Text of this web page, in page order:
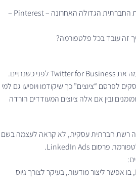
עם החדשות על הצטרפות הרשת החברתית הגדולה האחרונה – Pinterest –
זה עובד בכל פלטפורמה?
, שהקימה את Twitter for Business לפני כשנתיים.
לפרסם “ציוצים” כך שיקודמו ויופיעו גם למי
ובין אם אלה ציוצים המעודדים הורדה
רשת חברתית עסקית, לא קראה לעצמה בשם
* הראשון הוא מודעות LinkedIn, בו אפשר ליצור מודעות, בעיקר לצורך גיוס